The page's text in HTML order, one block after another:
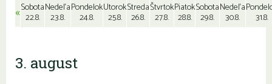
«Sobota
22.8.
Nedeľa
23.8.
Pondelok
24.8.
Utorok
25.8.
Streda
26.8.
Štvrtok
27.8.
Piatok
28.8.
Sobota
29.8.
Nedeľa
30.8. 31.8.
3. august